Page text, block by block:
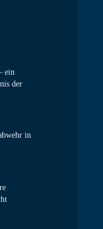
ein
der
in